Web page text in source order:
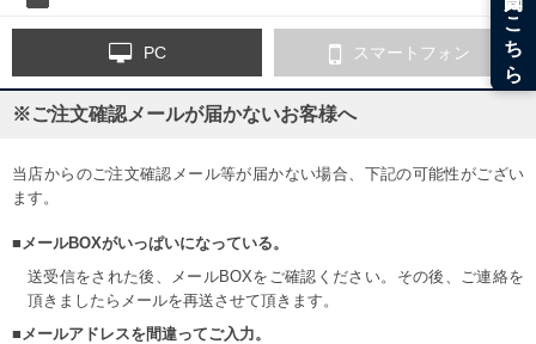
PC スマートフォン
※ご注文確認メールが届かないお客様へ
当店からのご注文確認メール等が届かない場合、下記の可能性がござい
ます。
■メールBOXがいっぱいになっている。
送受信をされた後、メールBOXをご確認ください。その後、ご連絡を
頂きましたらメールを再送させて頂きます。
■メールアドレスを間違ってご入力。